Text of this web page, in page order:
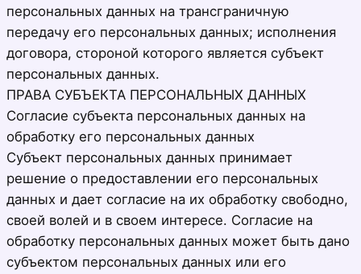
персональных данных на трансграничную
передачу его персональных данных; исполнения
договора, стороной которого является субъект
персональных данных.
ПРАВА СУБЪЕКТА ПЕРСОНАЛЬНЫХ ДАННЫХ
Согласие субъекта персональных данных на
обработку его персональных данных
Субъект персональных данных принимает
решение о предоставлении его персональных
данных и дает согласие на их обработку свободно,
своей волей и в своем интересе. Согласие на
обработку персональных данных может быть дано
субъектом персональных данных или его